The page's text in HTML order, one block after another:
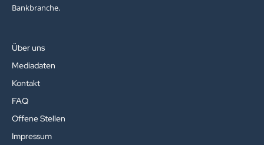
Bankbranche.
Über uns
Mediadaten
Kontakt
FAQ
Offene Stellen
Impressum